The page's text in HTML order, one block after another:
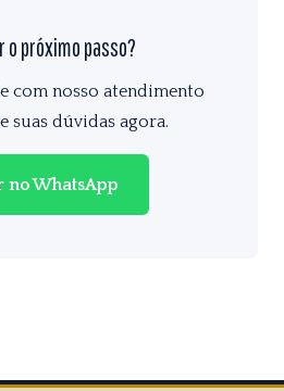
o próximo passo?
com nosso atendimento
suas dúvidas agora.
no WhatsApp